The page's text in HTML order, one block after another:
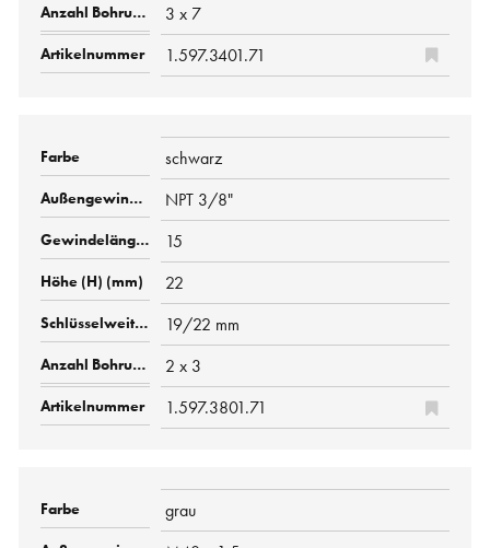
3 x 7
1.597.3401.71
schwarz
NPT 3/8"
15
22
19/22 mm
2 x 3
1.597.3801.71
grau